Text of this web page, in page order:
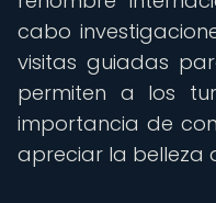
cabo
visitas guiadas
permiten a los
importancia de
apreciar la belleza